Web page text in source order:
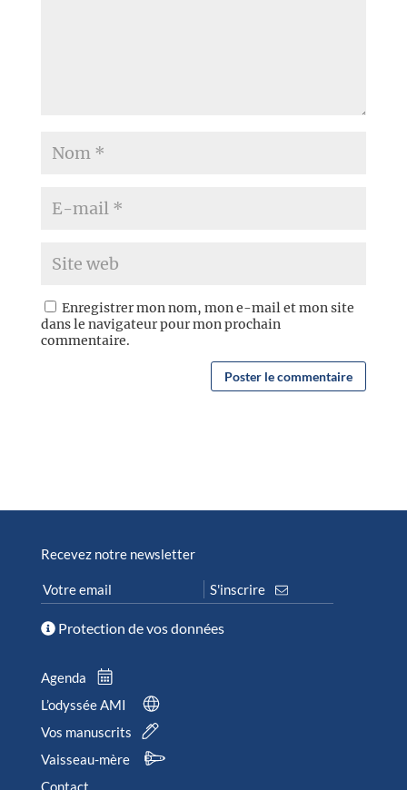
Enregistrer mon nom, mon e-mail et mon site
dans le navigateur pour mon prochain
commentaire.
Recevez notre newsletter
Protection de vos données
Agenda
L’odyssée AMI
Vos manuscrits
Vaisseau-mère
Contact